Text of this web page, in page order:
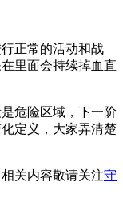
正常的活动和战
里面会持续掉血直
危险区域，下一阶
定义，大家弄清楚
关内容敬请关注守